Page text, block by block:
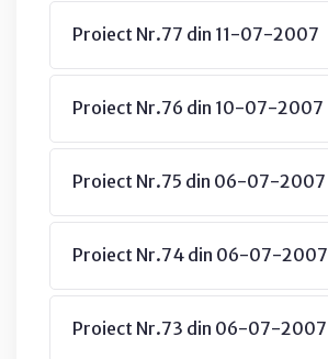
Proiect Nr.77 din 11-07-2007
Proiect Nr.76 din 10-07-2007
Proiect Nr.75 din 06-07-2007
Proiect Nr.74 din 06-07-2007
Proiect Nr.73 din 06-07-2007